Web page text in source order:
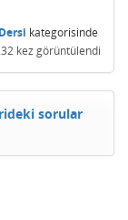
kategorisinde
kez görüntülendi
sorular